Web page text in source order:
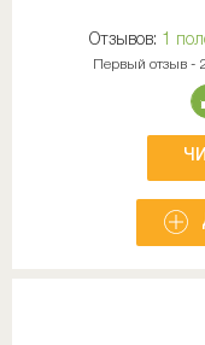
Отзывов: 1
Первый отзыв -